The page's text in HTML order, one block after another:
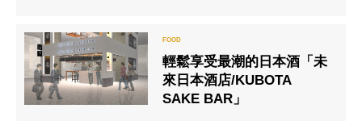
輕鬆享受最潮的日本酒「未
來日本酒店/KUBOTA
SAKE BAR」